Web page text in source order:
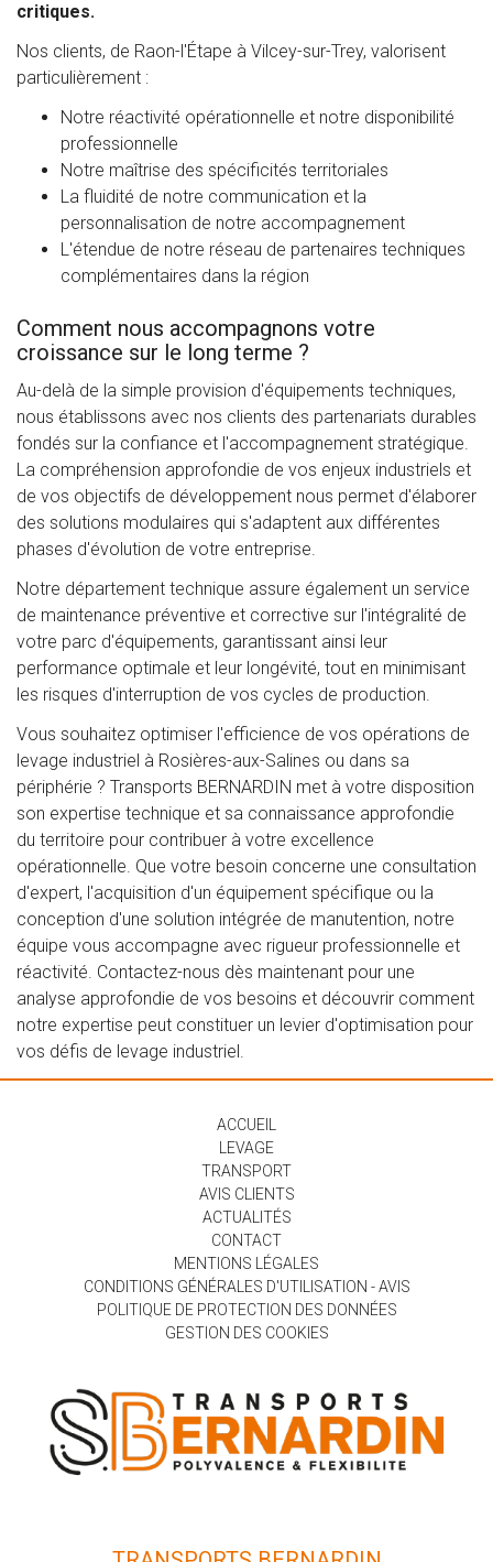
critiques.
Nos clients, de Raon-l'Étape à Vilcey-sur-Trey, valorisent
particulièrement :
Notre réactivité opérationnelle et notre disponibilité
professionnelle
Notre maîtrise des spécificités territoriales
La fluidité de notre communication et la
personnalisation de notre accompagnement
L'étendue de notre réseau de partenaires techniques
complémentaires dans la région
Comment nous accompagnons votre
croissance sur le long terme ?
Au-delà de la simple provision d'équipements techniques,
nous établissons avec nos clients des partenariats durables
fondés sur la confiance et l'accompagnement stratégique.
La compréhension approfondie de vos enjeux industriels et
de vos objectifs de développement nous permet d'élaborer
des solutions modulaires qui s'adaptent aux différentes
phases d'évolution de votre entreprise.
Notre département technique assure également un service
de maintenance préventive et corrective sur l'intégralité de
votre parc d'équipements, garantissant ainsi leur
performance optimale et leur longévité, tout en minimisant
les risques d'interruption de vos cycles de production.
Vous souhaitez optimiser l'efficience de vos opérations de
levage industriel à Rosières-aux-Salines ou dans sa
périphérie ? Transports BERNARDIN met à votre disposition
son expertise technique et sa connaissance approfondie
du territoire pour contribuer à votre excellence
opérationnelle. Que votre besoin concerne une consultation
d'expert, l'acquisition d'un équipement spécifique ou la
conception d'une solution intégrée de manutention, notre
équipe vous accompagne avec rigueur professionnelle et
réactivité. Contactez-nous dès maintenant pour une
analyse approfondie de vos besoins et découvrir comment
notre expertise peut constituer un levier d'optimisation pour
vos défis de levage industriel.
ACCUEIL
LEVAGE
TRANSPORT
AVIS CLIENTS
ACTUALITÉS
CONTACT
MENTIONS LÉGALES
CONDITIONS GÉNÉRALES D'UTILISATION - AVIS
POLITIQUE DE PROTECTION DES DONNÉES
GESTION DES COOKIES